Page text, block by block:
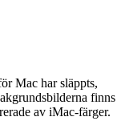
Mac har släppts,
finns
av iMac-färger.